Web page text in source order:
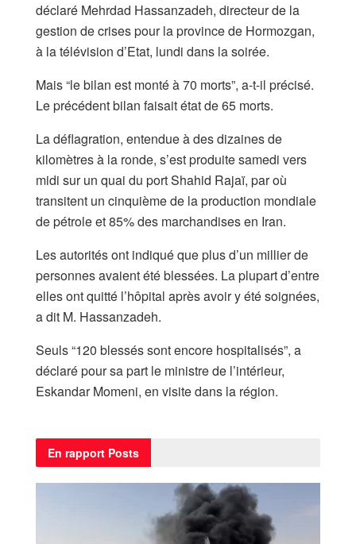
déclaré Mehrdad Hassanzadeh, directeur de la
gestion de crises pour la province de Hormozgan,
à la télévision d’Etat, lundi dans la soirée.
Mais “le bilan est monté à 70 morts”, a-t-il précisé.
Le précédent bilan faisait état de 65 morts.
La déflagration, entendue à des dizaines de
kilomètres à la ronde, s’est produite samedi vers
midi sur un quai du port Shahid Rajaï, par où
transitent un cinquième de la production mondiale
de pétrole et 85% des marchandises en Iran.
Les autorités ont indiqué que plus d’un millier de
personnes avaient été blessées. La plupart d’entre
elles ont quitté l’hôpital après avoir y été soignées,
a dit M. Hassanzadeh.
Seuls “120 blessés sont encore hospitalisés”, a
déclaré pour sa part le ministre de l’intérieur,
Eskandar Momeni, en visite dans la région.
En rapport Posts